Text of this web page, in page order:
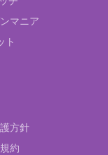
マニア
ト
方針
約